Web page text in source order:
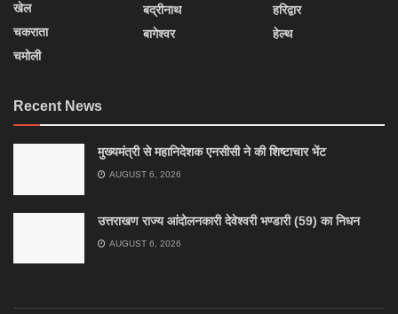
खेल
चकराता
चमोली
बद्रीनाथ
बागेश्वर
हरिद्वार
हेल्थ
Recent News
मुख्यमंत्री से महानिदेशक एनसीसी ने की शिष्टाचार भेंट
AUGUST 6, 2026
उत्तराखण राज्य आंदोलनकारी देवेश्वरी भण्डारी (59) का निधन
AUGUST 6, 2026